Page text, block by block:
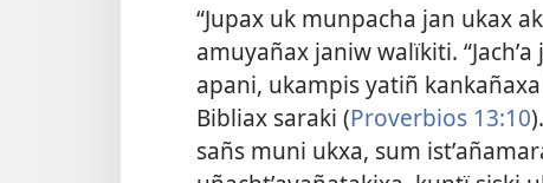
“Jupax uk munpacha jan ukax
amuyañax janiw walïkiti.
apani, ukampis yatiñ
Bibliax saraki (Proverbios 13:10
sañs muni ukxa, sum